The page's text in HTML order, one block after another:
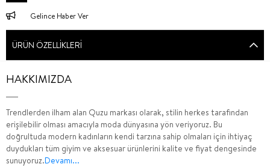
Gelince Haber Ver
ÜRÜN ÖZELLIKLERI
HAKKIMIZDA
Trendlerden ilham alan Quzu markası olarak, stilin herkes tarafından
erişilebilir olması amacıyla moda dünyasına yön veriyoruz. Bu
doğrultuda modern kadınların kendi tarzına sahip olmaları için ihtiyaç
duydukları tüm giyim ve aksesuar ürünlerini kalite ve fiyat dengesinde
sunuyoruz.Devamı...